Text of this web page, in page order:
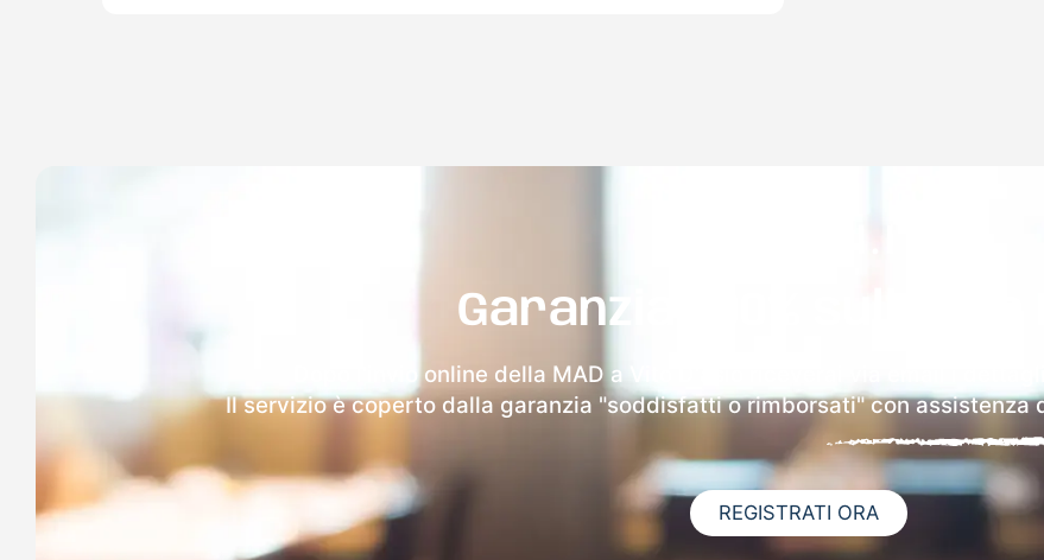
Garanzia 100% sulla tua
Dopo l'invio online della MAD a Vito D'asio riceverai via email i
Il servizio è coperto dalla garanzia "soddisfatti o rimborsati" con
REGISTRATI ORA